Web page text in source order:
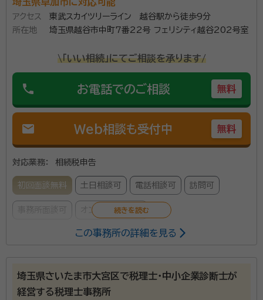
埼玉県草加市に対応可能
アクセス
東武スカイツリーライン 越谷駅から徒歩9分
所在地
埼玉県越谷市中町7番22号 フェリシティ越谷202号室
\「いい相続」にてご相談を承ります/
phone お電話でのご相談 無料
mail Web相談も受付中 無料
対応業務： 相続税申告
初回面談無料 土日相談可 電話相談可 訪問可
オンライン面談可
経歴： 合格科目：簿記論、財務諸表論、法人税法、消費税法、相続税法 学
上場会社・上場子会社・上場準備会社の税務申告など 【個人】確定申告
この事務所の詳細を見る
埼玉県さいたま市大宮区で税理士・中小企業診断士が
経営する税理士事務所